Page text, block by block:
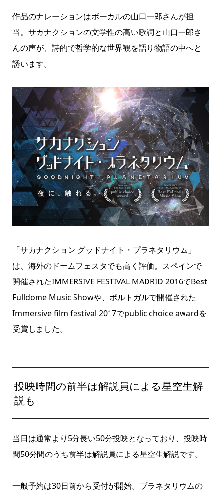
作品のナレーションはボーカルの山口一郎さんが担
当。サカナクションの文学性の高い歌詞と山口一郎さ
んの声が、詩的で哲学的な世界観を語り物語の中へと
誘います。
「サカナクション グッドナイト・プラネタリウム」
は、海外のドームフェスタでも高く評価。スペインで
開催されたIMMERSIVE FESTIVAL MADRID 2016でBest
Fulldome Music Showや、ポルトガルで開催された
Immersive film festival 2017でpublic choice awardを
受賞しました。
投映時間の前半は解説員による星空生解
説も
当日は通常より5分長い50分投映となっており、投映時
間50分間のうち前半は解説員による星空生解説です。
一般予約は30日前から受付が開始。プラネタリウムの